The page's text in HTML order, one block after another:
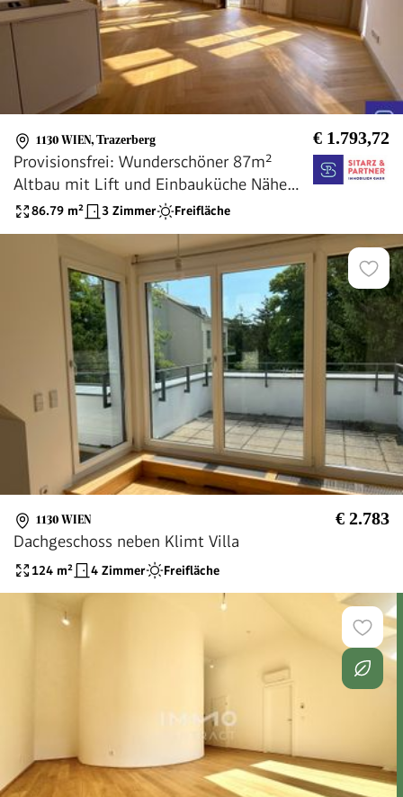
1130 WIEN, Trazerberg € 1.793,72
Provisionsfrei: Wunderschöner 87m²
Altbau mit Lift und Einbauküche Nähe
Trazerberg - 1130 Wien
86.79 m² 3 Zimmer Freifläche
1130 WIEN € 2.783
Dachgeschoss neben Klimt Villa
124 m² 4 Zimmer Freifläche